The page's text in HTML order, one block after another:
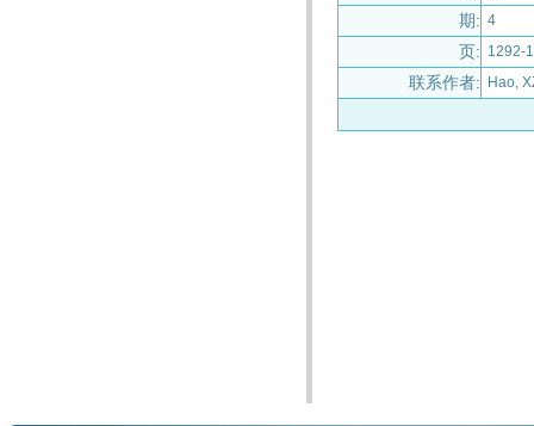
期: 4
页: 1292-
联系作者: Hao,